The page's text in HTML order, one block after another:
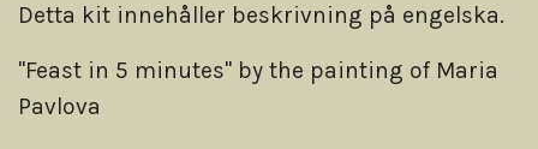
Detta kit innehåller beskrivning på engelska.
"Feast in 5 minutes" by the painting of Maria
Pavlova